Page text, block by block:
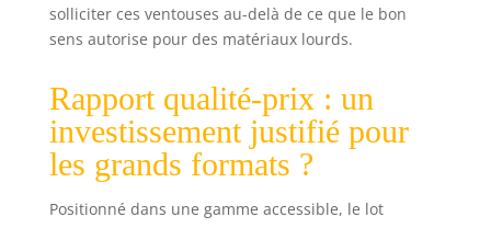
solliciter ces ventouses au-delà de ce que le bon
sens autorise pour des matériaux lourds.
Rapport qualité-prix : un
investissement justifié pour
les grands formats ?
Positionné dans une gamme accessible, le lot